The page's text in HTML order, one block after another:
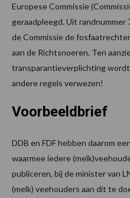
Europese Commissie
geraadpleegd. Uit randnummer
de Commissie de
aan de Richtsnoeren. Ten
transparantieverplichting
andere regels verwezen!
Voorbeeldbrief
DDB en FDF hebben daarom
waarmee iedere
publiceren, bij de minister van
(melk) veehouders aan dit te